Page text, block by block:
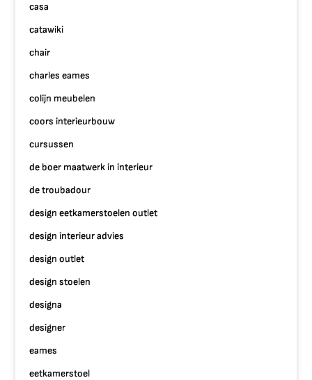
casa
catawiki
chair
charles eames
colijn meubelen
coors interieurbouw
cursussen
de boer maatwerk in interieur
de troubadour
design eetkamerstoelen outlet
design interieur advies
design outlet
design stoelen
designa
designer
eames
eetkamerstoel